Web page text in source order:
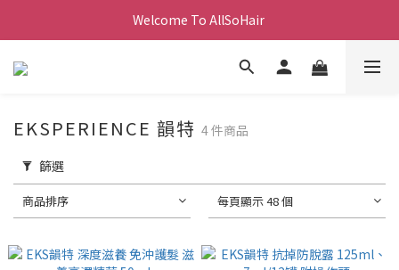
Welcome To AllSoHair
EKSPERIENCE 韻特 4 件商品
篩選
商品排序 每頁顯示 48 個